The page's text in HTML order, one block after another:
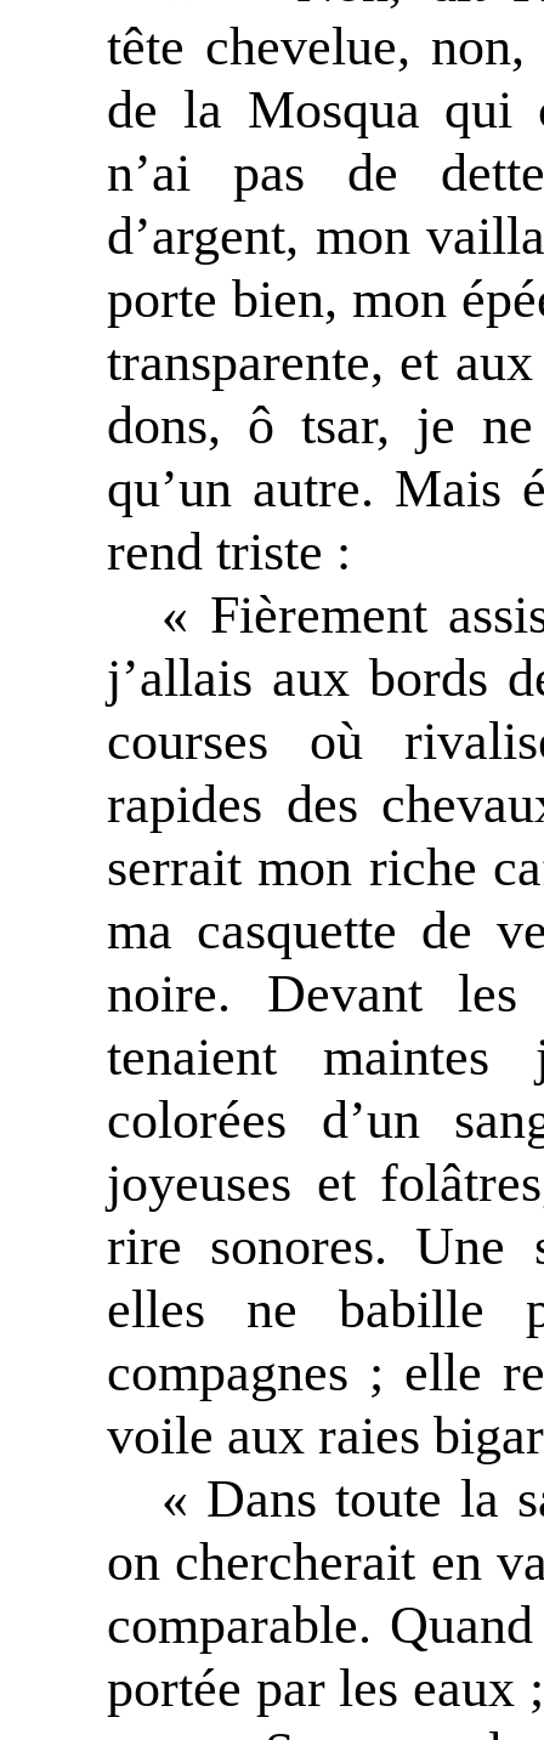
tête chevelue,
de la Mosqua qui
n’ai pas de
d’argent, mon
porte bien, mon
transparente, et
dons, ô tsar, je
qu’un autre. Mais
rend triste :
« Fièrement
j’allais aux bords
courses où
rapides des
serrait mon riche
ma casquette de
noire. Devant les
tenaient
colorées d’un
joyeuses et
rire sonores. Une
elles ne babille
compagnes ; elle
voile aux raies
« Dans toute la
on chercherait en
comparable.
portée par les